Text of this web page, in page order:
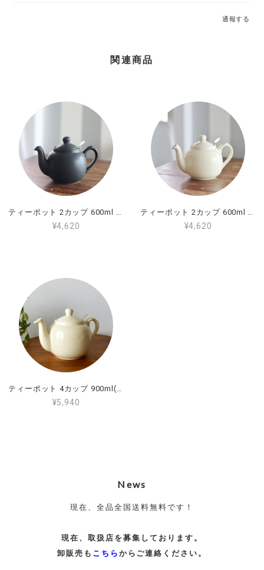
通報する
関連商品
¥4,620 ¥4,620
¥5,940
News
現在、全品全国送料無料です！
現在、取扱店を募集しております。
卸販売も こちら からご連絡ください。